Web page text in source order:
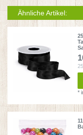
Ähnliche Artikel:
25
*